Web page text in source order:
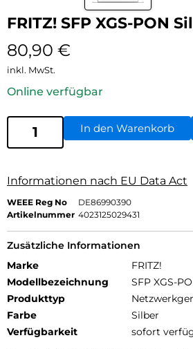
FRITZ! SFP XGS-PON
80,90 €
inkl. MwSt.
Online verfügbar
In den Warenkorb
Informationen nach EU Data Act
WEEE Reg No
DE86990390
Artikelnummer 4023125029431
Zusätzliche Informationen
Marke
FRITZ!
Modellbezeichnung
SFP XGS-
Produkttyp
Farbe
Silber
Verfügbarkeit
sofort